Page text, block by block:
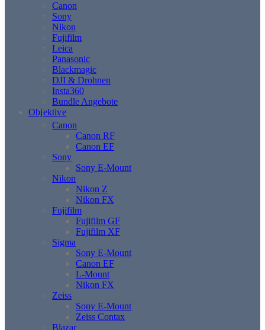
Canon
Sony
Nikon
Fujifilm
Leica
Panasonic
Blackmagic
DJI & Drohnen
Insta360
Bundle Angebote
Objektive
Canon
Canon RF
Canon EF
Sony
Sony E-Mount
Nikon
Nikon Z
Nikon FX
Fujifilm
Fujifilm GF
Fujifilm XF
Sigma
Sony E-Mount
Canon EF
L-Mount
Nikon FX
Zeiss
Sony E-Mount
Zeiss Contax
Blazar